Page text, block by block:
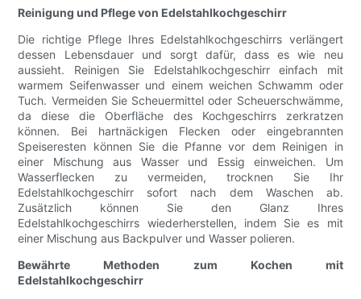
Reinigung und Pflege von Edelstahlkochgeschirr
Die richtige Pflege Ihres Edelstahlkochgeschirrs verlängert
dessen Lebensdauer und sorgt dafür, dass es wie neu
aussieht. Reinigen Sie Edelstahlkochgeschirr einfach mit
warmem Seifenwasser und einem weichen Schwamm oder
Tuch. Vermeiden Sie Scheuermittel oder Scheuerschwämme,
da diese die Oberfläche des Kochgeschirrs zerkratzen
können. Bei hartnäckigen Flecken oder eingebrannten
Speiseresten können Sie die Pfanne vor dem Reinigen in
einer Mischung aus Wasser und Essig einweichen. Um
Wasserflecken zu vermeiden, trocknen Sie Ihr
Edelstahlkochgeschirr sofort nach dem Waschen ab.
Zusätzlich können Sie den Glanz Ihres
Edelstahlkochgeschirrs wiederherstellen, indem Sie es mit
einer Mischung aus Backpulver und Wasser polieren.
Bewährte Methoden zum Kochen mit
Edelstahlkochgeschirr